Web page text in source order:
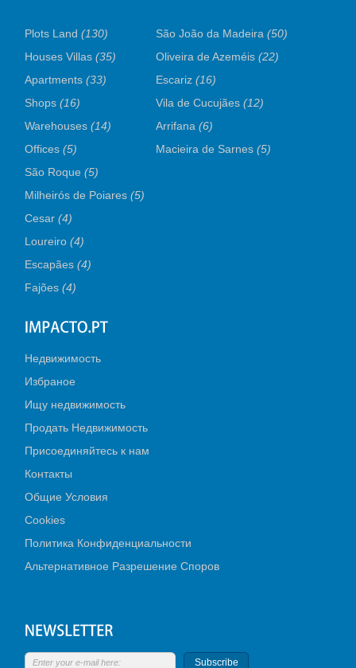
Plots Land(130)
Houses Villas(35)
Apartments(33)
Shops(16)
Warehouses(14)
Offices(5)
São João da Madeira(50)
Oliveira de Azeméis(22)
Escariz(16)
Vila de Cucujães(12)
Arrifana(6)
Macieira de Sarnes(5)
São Roque(5)
Milheirós de Poiares(5)
Cesar(4)
Loureiro(4)
Escapães(4)
Fajões(4)
Недвижимость
Избраное
Ищу недвижимость
Продать Недвижимость
Присоединяйтесь к нам
Контакты
Общие Условия
Cookies
Политика Конфиденциальности
Альтернативное Разрешение Споров
Subscribe